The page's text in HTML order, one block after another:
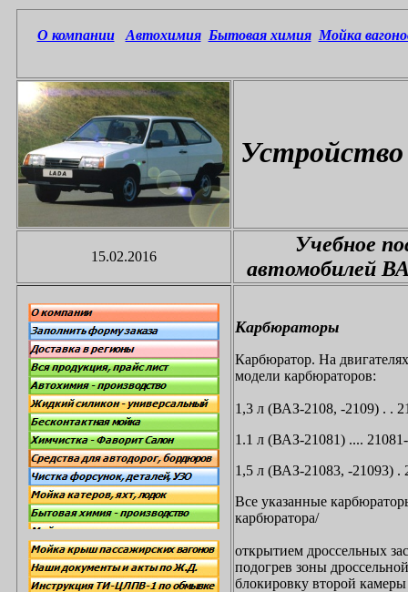
О компании Автохимия Бытовая химия Мойка
Устройство
15.02.2016
Учебное
автомобилей
Карбюраторы
Карбюратор. На
модели карбюраторов:
1,3 л (ВАЗ-2108, -2109) . .
1.1 л (ВАЗ-21081) ....
1,5 л (ВАЗ-21083, -21093) .
Все указанные
карбюратора/
открытием дроссельных
подогрев зоны
блокировку второй